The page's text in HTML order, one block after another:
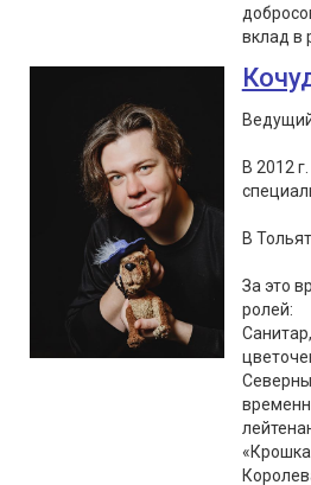
вклад в
В 2012
В
За это
ролей: